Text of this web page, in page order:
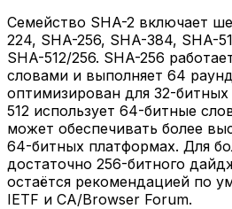
Семейство SHA-2 включает
224, SHA-256, SHA-384, SHA-
SHA-512/256. SHA-256
словами и выполняет 64
оптимизирован для 32-
512 использует 64-битные
может обеспечивать более
64-битных платформах. Для
достаточно 256-битного
остаётся рекомендацией по
IETF и CA/Browser Forum.